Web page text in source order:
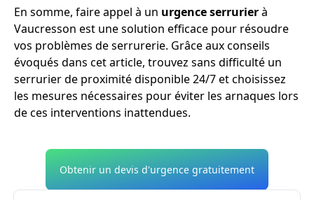
En somme, faire appel à un urgence serrurierà
Vaucresson est une solution efficace pour résoudre
vos problèmes de serrurerie. Grâce aux conseils
évoqués dans cet article, trouvez sans difficulté un
serrurier de proximité disponible 24/7 et choisissez
les mesures nécessaires pour éviter les arnaques lors
de ces interventions inattendues.
Obtenir un devis d'urgence gratuitement